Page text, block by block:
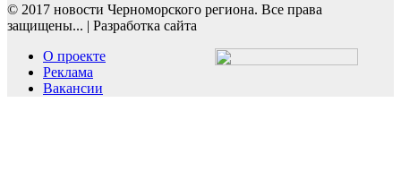
© 2017 новости Черноморского региона. Все права
защищены... | Разработка сайта
О проекте
Реклама
Вакансии